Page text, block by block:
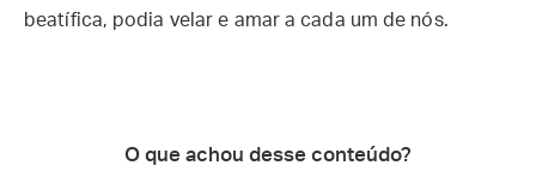
beatífica, podia velar e amar a cada um de nós.
O que achou desse conteúdo?